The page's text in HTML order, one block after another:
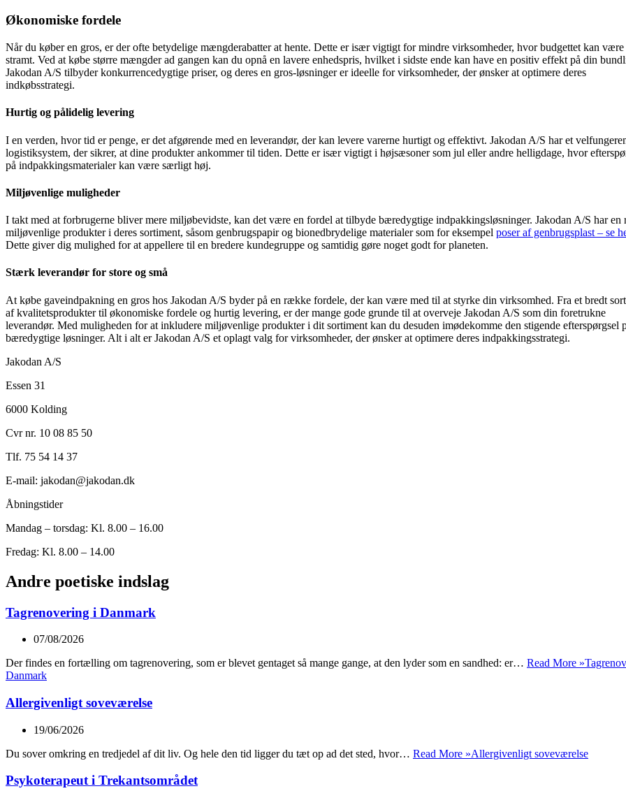
Økonomiske fordele
Når du køber en gros, er der ofte betydelige mængderabatter at hente. Dette er især vigtigt for mindre virksomheder, hvor budgettet kan være
stramt. Ved at købe større mængder ad gangen kan du opnå en lavere enhedspris, hvilket i sidste ende kan have en positiv effekt på din
Jakodan A/S tilbyder konkurrencedygtige priser, og deres en gros-løsninger er ideelle for virksomheder, der ønsker at optimere deres
indkøbsstrategi.
Hurtig og pålidelig levering
I en verden, hvor tid er penge, er det afgørende med en leverandør, der kan levere varerne hurtigt og effektivt. Jakodan A/S har et
logistiksystem, der sikrer, at dine produkter ankommer til tiden. Dette er især vigtigt i højsæsoner som jul eller andre helligdage, hvor
på indpakkingsmaterialer kan være særligt høj.
Miljøvenlige muligheder
I takt med at forbrugerne bliver mere miljøbevidste, kan det være en fordel at tilbyde bæredygtige indpakkingsløsninger. Jakodan A/S har
miljøvenlige produkter i deres sortiment, såsom genbrugspapir og bionedbrydelige materialer som for eksempel poser af genbrugsplast – se
Dette giver dig mulighed for at appellere til en bredere kundegruppe og samtidig gøre noget godt for planeten.
Stærk leverandør for store og små
At købe gaveindpakning en gros hos Jakodan A/S byder på en række fordele, der kan være med til at styrke din virksomhed. Fra et bredt
af kvalitetsprodukter til økonomiske fordele og hurtig levering, er der mange gode grunde til at overveje Jakodan A/S som din foretrukne
leverandør. Med muligheden for at inkludere miljøvenlige produkter i dit sortiment kan du desuden imødekomme den stigende efterspørgsel
bæredygtige løsninger. Alt i alt er Jakodan A/S et oplagt valg for virksomheder, der ønsker at optimere deres indpakkingsstrategi.
Jakodan A/S
Essen 31
6000 Kolding
Cvr nr. 10 08 85 50
Tlf. 75 54 14 37
E-mail: jakodan@jakodan.dk
Åbningstider
Mandag – torsdag: Kl. 8.00 – 16.00
Fredag: Kl. 8.00 – 14.00
Andre poetiske indslag
Tagrenovering i Danmark
07/08/2026
Der findes en fortælling om tagrenovering, som er blevet gentaget så mange gange, at den lyder som en sandhed: er… Read More »
Danmark
Allergivenligt soveværelse
19/06/2026
Du sover omkring en tredjedel af dit liv. Og hele den tid ligger du tæt op ad det sted, hvor… Read More »Allergivenligt soveværelse
Psykoterapeut i Trekantsområdet